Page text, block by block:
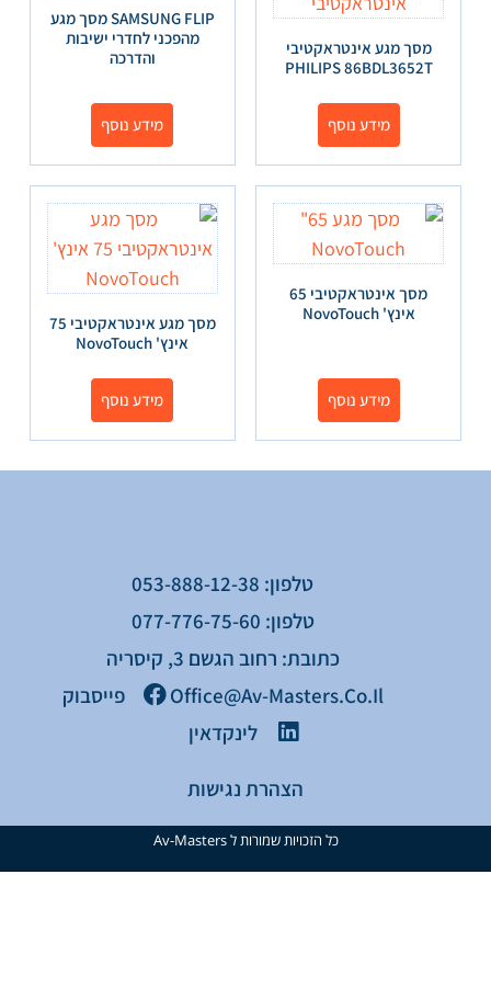
מסך מגע אינטראקטיבי
PHILIPS 86BDL3652T
מידע נוסף
SAMSUNG FLIP מסך מגע
מהפכני לחדרי ישיבות
והדרכה
מידע נוסף
מסך אינטראקטיבי 65
אינץ' NovoTouch
מידע נוסף
מסך מגע אינטראקטיבי 75
אינץ' NovoTouch
מידע נוסף
טלפון: 053-888-12-38
טלפון: 077-776-75-60
כתובת: רחוב הגשם 3, קיסריה
Office@av-Masters.co.il
פייסבוק
לינקדאין
הצהרת נגישות
כל הזכויות שמורות ל Av-Masters